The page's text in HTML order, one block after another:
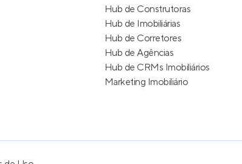
Hub de Construtoras
Hub de Imobiliárias
Hub de Corretores
Hub de Agências
Hub de CRMs Imobiliários
Marketing Imobiliário